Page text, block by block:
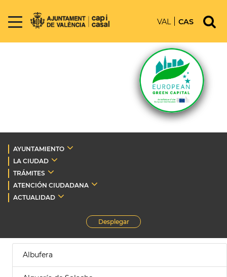
VAL CAS
AYUNTAMIENTO
LA CIUDAD
TRÁMITES
ATENCIÓN CIUDADANA
ACTUALIDAD
Desplegar
Albufera